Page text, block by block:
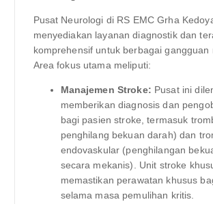
Pusat Neurologi di RS EMC Grha
menyediakan layanan diagnostik dan
komprehensif untuk berbagai gangguan
Area fokus utama meliputi:
Manajemen Stroke: Pusat ini
memberikan diagnosis dan
bagi pasien stroke, termasuk
penghilang bekuan darah) dan
endovaskular (penghilangan
secara mekanis). Unit stroke
memastikan perawatan khusus
selama masa pemulihan kritis.